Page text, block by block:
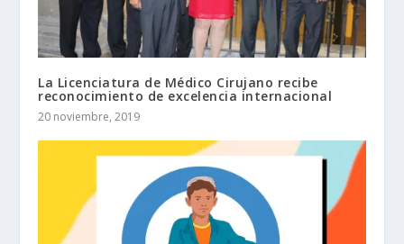
La Licenciatura de Médico Cirujano recibe
reconocimiento de excelencia internacional
20 noviembre, 2019